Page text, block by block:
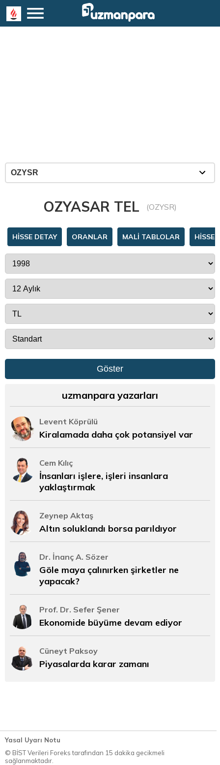
OZYASAR TEL (OZYSR)
HİSSE DETAY ORANLAR MALİ TABLOLAR HİSSE
Göster
uzmanpara yazarları
Levent Köprülü
Kiralamada daha çok potansiyel var
Cem Kılıç
İnsanları işlere, işleri insanlara
yaklaştırmak
Zeynep Aktaş
Altın soluklandı borsa parıldıyor
Dr. İnanç A. Sözer
Göle maya çalınırken şirketler ne
yapacak?
Prof. Dr. Sefer Şener
Ekonomide büyüme devam ediyor
Cüneyt Paksoy
Piyasalarda karar zamanı
Yasal Uyarı Notu
© BİST Verileri Foreks tarafından 15 dakika gecikmeli
sağlanmaktadır.